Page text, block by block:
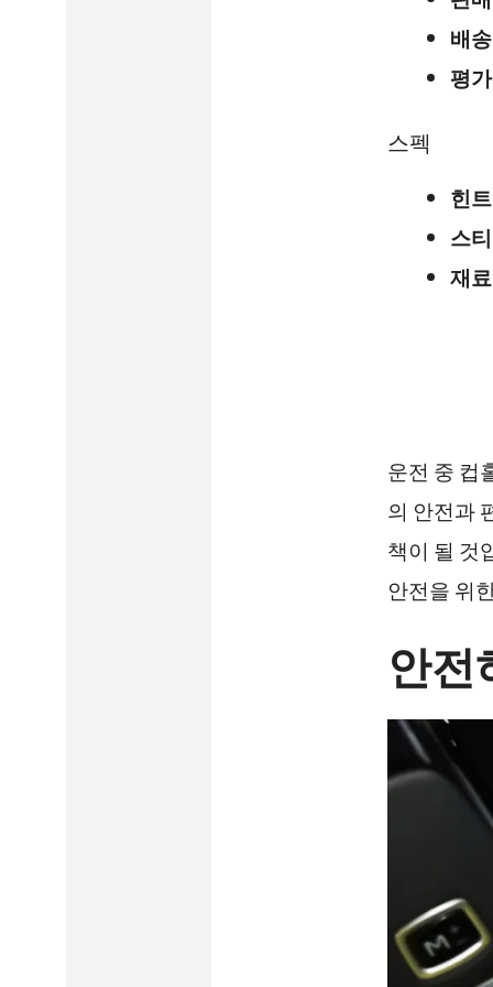
배
평
스펙
힌
스
재
운전 중 컵
의 안전과
책이 될 것
안전을 위
안